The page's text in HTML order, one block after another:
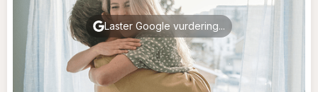
Laster Google vurdering...